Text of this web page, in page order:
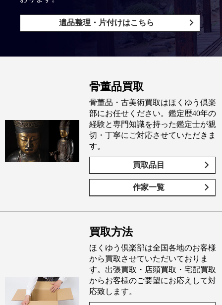
遺品整理・片付けはこちら
骨董品買取
骨董品・古美術買取はほくゆう倶楽
部にお任せください。鑑定歴40年の
経験と専門知識を持った鑑定士が親
切・丁寧にご対応させていただきま
す。
買取品目
作家一覧
買取方法
ほくゆう倶楽部は全国各地のお客様
から買取させていただいておりま
す。出張買取・店頭買取・宅配買取
からお客様のご要望にお応えして対
応致します。